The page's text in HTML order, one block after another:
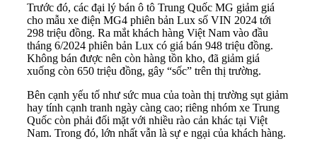
Trước đó, các đại lý bán ô tô Trung Quốc MG giảm giá
cho mẫu xe điện MG4 phiên bản Lux số VIN 2024 tới
298 triệu đồng. Ra mắt khách hàng Việt Nam vào đầu
tháng 6/2024 phiên bản Lux có giá bán 948 triệu đồng.
Không bán được nên còn hàng tồn kho, đã giảm giá
xuống còn 650 triệu đồng, gây “sốc” trên thị trường.
Bên cạnh yếu tố như sức mua của toàn thị trường sụt giảm
hay tính cạnh tranh ngày càng cao; riêng nhóm xe Trung
Quốc còn phải đối mặt với nhiều rào cản khác tại Việt
Nam. Trong đó, lớn nhất vẫn là sự e ngại của khách hàng.